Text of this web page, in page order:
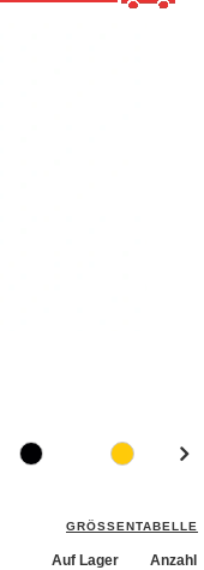
GRÖSSENTABELLE
Auf Lager Anzahl